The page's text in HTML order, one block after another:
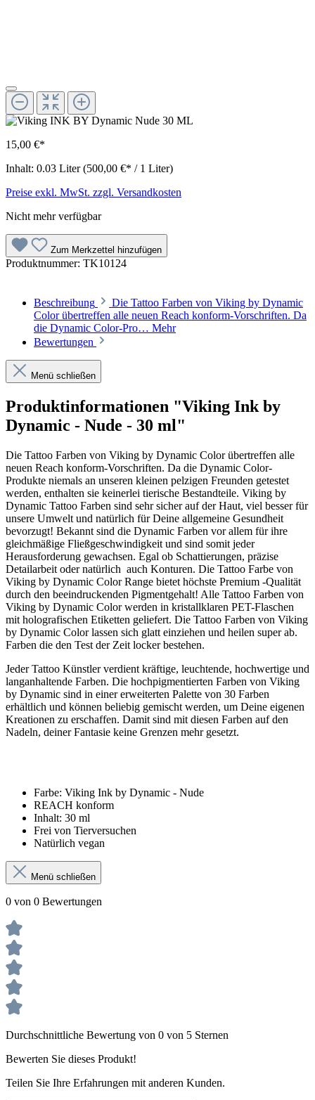
15,00 €*
Inhalt: 0.03 Liter(500,00 €* / 1 Liter)
Preise exkl. MwSt. zzgl. Versandkosten
Nicht mehr verfügbar
Zum Merkzettel hinzufügen
Produktnummer: TK10124
Beschreibung
Die Tattoo Farben von Viking by Dynamic
Color übertreffen alle neuen Reach konform-Vorschriften. Da
die Dynamic Color-Pro… Mehr
Bewertungen
Menü schließen
Produktinformationen "Viking Ink by
Dynamic - Nude - 30 ml"
Die Tattoo Farben von Viking by Dynamic Color übertreffen alle
neuen Reach konform-Vorschriften. Da die Dynamic Color-
Produkte niemals an unseren kleinen pelzigen Freunden getestet
werden, enthalten sie keinerlei tierische Bestandteile. Viking by
Dynamic Tattoo Farben sind sehr sicher auf der Haut, viel besser für
unsere Umwelt und natürlich für Deine allgemeine Gesundheit
bevorzugt! Bekannt sind die Dynamic Farben vor allem für ihre
gleichmäßige Fließgeschwindigkeit und sind somit jeder
Herausforderung gewachsen. Egal ob Schattierungen, präzise
Detailarbeit oder natürlich auch Konturen. Die Tattoo Farbe von
Viking by Dynamic Color Range bietet höchste Premium -Qualität
durch den beeindruckenden Pigmentgehalt! Alle Tattoo Farben von
Viking by Dynamic Color werden in kristallklaren PET-Flaschen
mit holografischen Etiketten geliefert. Die Tattoo Farben von Viking
by Dynamic Color lassen sich glatt einziehen und heilen super ab.
Farben die den Test der Zeit locker bestehen.
Jeder Tattoo Künstler verdient kräftige, leuchtende, hochwertige und
langanhaltende Farben. Die hochpigmentierten Farben von Viking
by Dynamic sind in einer erweiterten Palette von 30 Farben
erhältlich und können beliebig gemischt werden, um Deine eigenen
Kreationen zu erschaffen. Damit sind mit diesen Farben auf den
Nadeln, deiner Fantasie keine Grenzen mehr gesetzt.
Farbe: Viking Ink by Dynamic - Nude
REACH konform
Inhalt: 30 ml
Frei von Tierversuchen
Natürlich vegan
Menü schließen
0 von 0 Bewertungen
Durchschnittliche Bewertung von 0 von 5 Sternen
Bewerten Sie dieses Produkt!
Teilen Sie Ihre Erfahrungen mit anderen Kunden.